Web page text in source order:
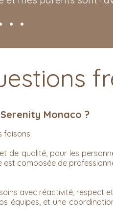
Monaco ?
faisons.
de qualité, pour les
composée de
avec réactivité, respect
équipes, et une